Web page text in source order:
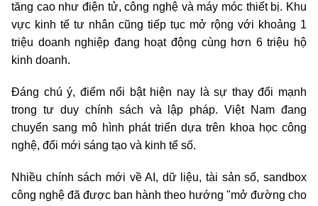
tăng cao như điện tử, công nghệ và máy móc thiết bị. Khu
vực kinh tế tư nhân cũng tiếp tục mở rộng với khoảng 1
triệu doanh nghiệp đang hoạt động cùng hơn 6 triệu hộ
kinh doanh.
Đáng chú ý, điểm nổi bật hiện nay là sự thay đổi mạnh
trong tư duy chính sách và lập pháp. Việt Nam đang
chuyển sang mô hình phát triển dựa trên khoa học công
nghệ, đổi mới sáng tạo và kinh tế số.
Nhiều chính sách mới về AI, dữ liệu, tài sản số, sandbox
công nghệ đã được ban hành theo hướng "mở đường cho